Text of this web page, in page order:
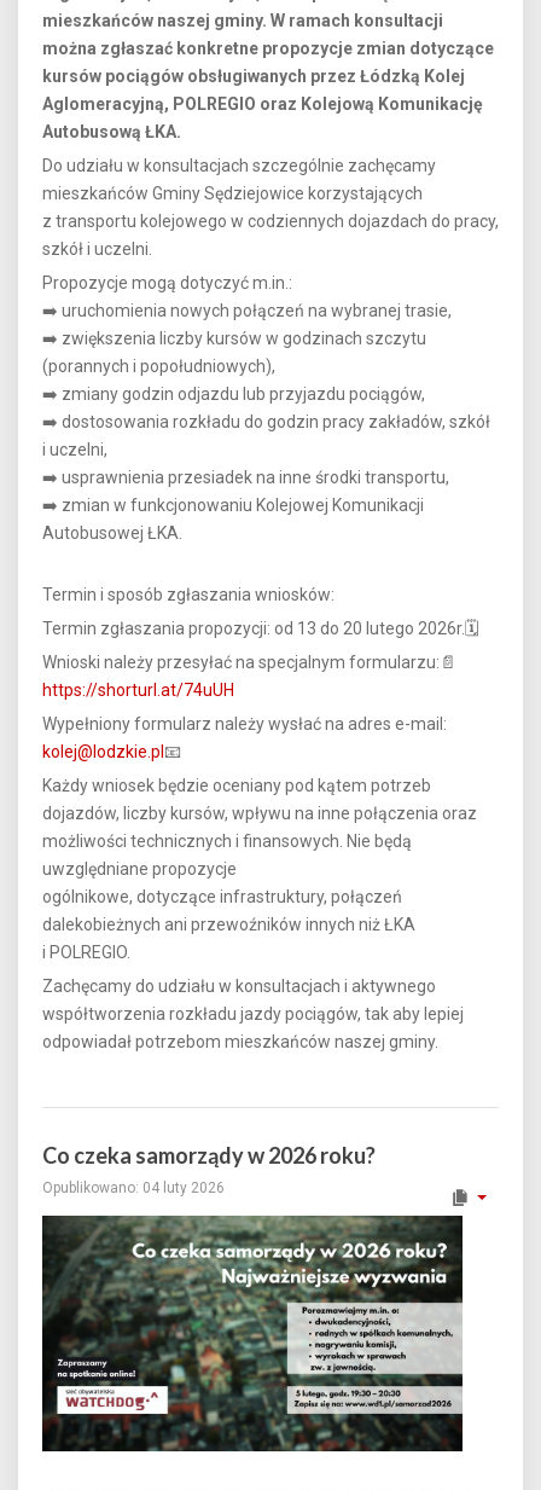
mieszkańców naszej gminy. W ramach konsultacji
można zgłaszać konkretne propozycje zmian dotyczące
kursów pociągów obsługiwanych przez Łódzką Kolej
Aglomeracyjną, POLREGIO oraz Kolejową Komunikację
Autobusową ŁKA.
Do udziału w konsultacjach szczególnie zachęcamy
mieszkańców Gminy Sędziejowice korzystających
z transportu kolejowego w codziennych dojazdach do pracy,
szkół i uczelni.
Propozycje mogą dotyczyć m.in.:
➡️ uruchomienia nowych połączeń na wybranej trasie,
➡️ zwiększenia liczby kursów w godzinach szczytu
(porannych i popołudniowych),
➡️ zmiany godzin odjazdu lub przyjazdu pociągów,
➡️ dostosowania rozkładu do godzin pracy zakładów, szkół
i uczelni,
➡️ usprawnienia przesiadek na inne środki transportu,
➡️ zmian w funkcjonowaniu Kolejowej Komunikacji
Autobusowej ŁKA.
Termin i sposób zgłaszania wniosków:
Termin zgłaszania propozycji: od 13 do 20 lutego 2026r.🗓
Wnioski należy przesyłać na specjalnym formularzu:📄
https://shorturl.at/74uUH
Wypełniony formularz należy wysłać na adres e-mail:
kolej@lodzkie.pl 📧
Każdy wniosek będzie oceniany pod kątem potrzeb
dojazdów, liczby kursów, wpływu na inne połączenia oraz
możliwości technicznych i finansowych. Nie będą
uwzględniane propozycje
ogólnikowe, dotyczące infrastruktury, połączeń
dalekobieżnych ani przewoźników innych niż ŁKA
i POLREGIO.
Zachęcamy do udziału w konsultacjach i aktywnego
współtworzenia rozkładu jazdy pociągów, tak aby lepiej
odpowiadał potrzebom mieszkańców naszej gminy.
Co czeka samorządy w 2026 roku?
Opublikowano: 04 luty 2026